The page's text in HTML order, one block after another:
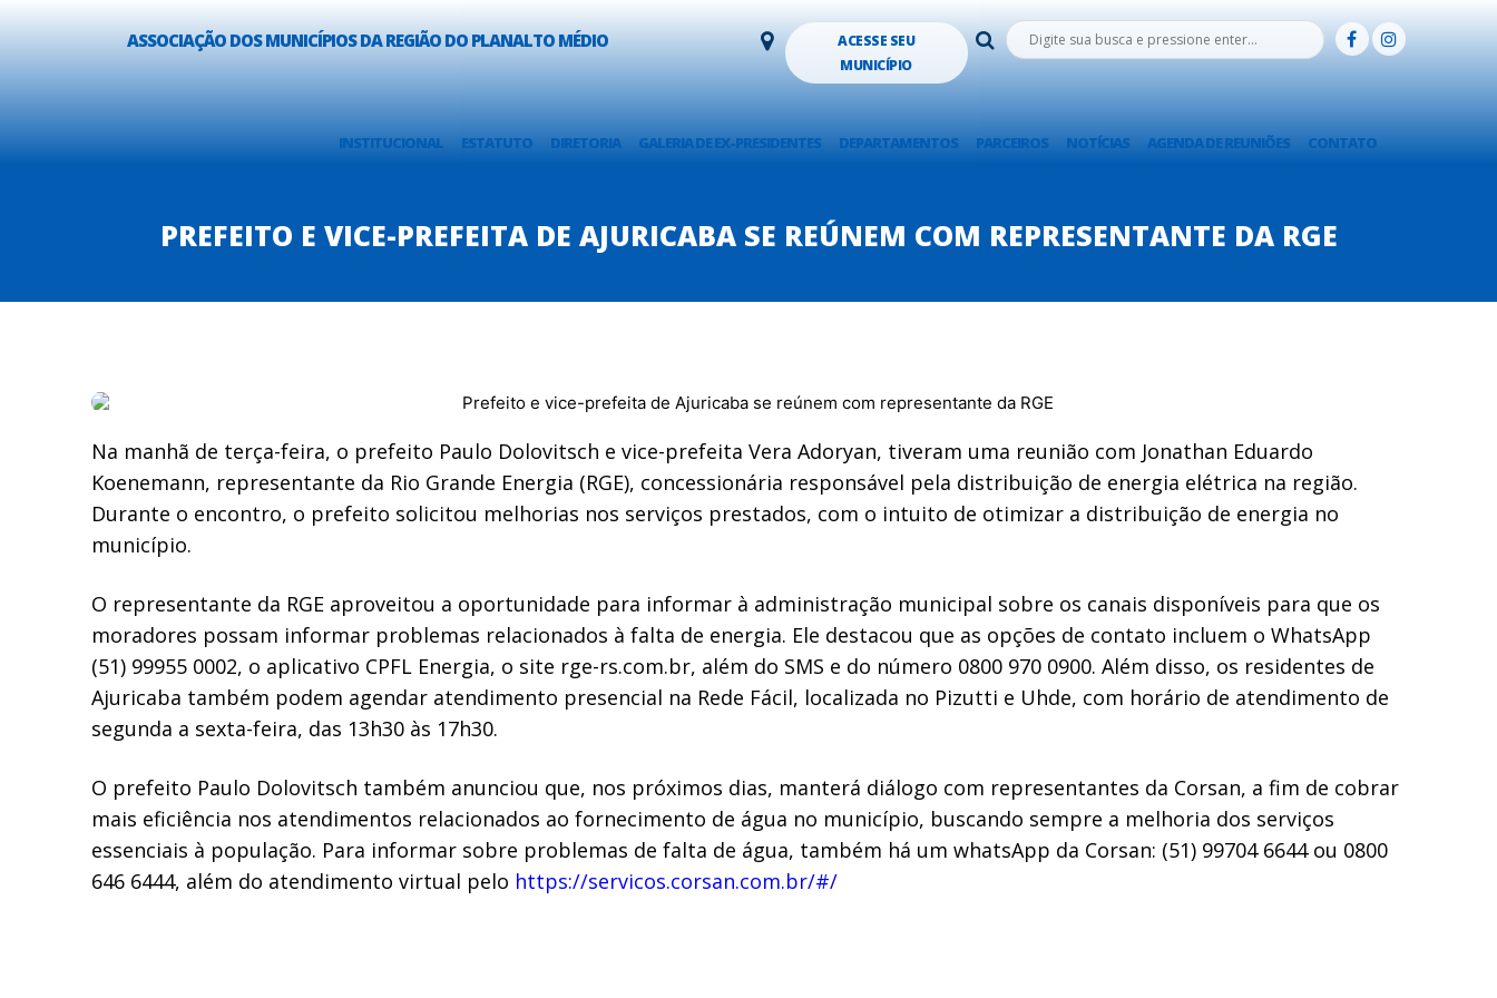
ASSOCIAÇÃO DOS MUNICÍPIOS DA REGIÃO DO PLANALTO MÉDIO
ACESSE SEU
MUNICÍPIO
INSTITUCIONAL ESTATUTO DIRETORIA GALERIA DE EX-PRESIDENTES DEPARTAMENTOS PARCEIROS NOTÍCIAS AGENDA DE REUNIÕES CONTATO
PREFEITO E VICE-PREFEITA DE AJURICABA SE REÚNEM COM REPRESENTANTE DA RGE
Na manhã de terça-feira, o prefeito Paulo Dolovitsch e vice-prefeita Vera Adoryan, tiveram uma reunião com Jonathan Eduardo
Koenemann, representante da Rio Grande Energia (RGE), concessionária responsável pela distribuição de energia elétrica na região.
Durante o encontro, o prefeito solicitou melhorias nos serviços prestados, com o intuito de otimizar a distribuição de energia no
município.
O representante da RGE aproveitou a oportunidade para informar à administração municipal sobre os canais disponíveis para que os
moradores possam informar problemas relacionados à falta de energia. Ele destacou que as opções de contato incluem o WhatsApp
(51) 99955 0002, o aplicativo CPFL Energia, o site rge-rs.com.br, além do SMS e do número 0800 970 0900. Além disso, os residentes de
Ajuricaba também podem agendar atendimento presencial na Rede Fácil, localizada no Pizutti e Uhde, com horário de atendimento de
segunda a sexta-feira, das 13h30 às 17h30.
O prefeito Paulo Dolovitsch também anunciou que, nos próximos dias, manterá diálogo com representantes da Corsan, a fim de cobrar
mais eficiência nos atendimentos relacionados ao fornecimento de água no município, buscando sempre a melhoria dos serviços
essenciais à população. Para informar sobre problemas de falta de água, também há um whatsApp da Corsan: (51) 99704 6644 ou 0800
646 6444, além do atendimento virtual pelo https://servicos.corsan.com.br/#/